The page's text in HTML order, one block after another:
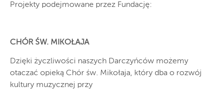
Projekty podejmowane przez Fundację:
CHÓR ŚW. MIKOŁAJA
Dzięki życzliwości naszych Darczyńców możemy
otaczać opieką Chór św. Mikołaja, który dba o rozwój
kultury muzycznej przy